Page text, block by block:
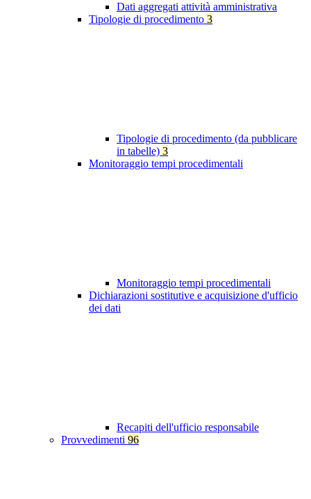
Dati aggregati attività amministrativa
Tipologie di procedimento 3
Tipologie di procedimento (da pubblicare
in tabelle) 3
Monitoraggio tempi procedimentali
Monitoraggio tempi procedimentali
Dichiarazioni sostitutive e acquisizione d'ufficio
dei dati
Recapiti dell'ufficio responsabile
Provvedimenti 96